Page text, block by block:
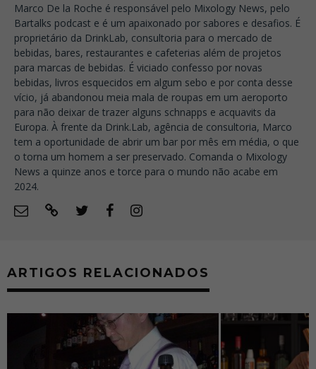
Marco De la Roche é responsável pelo Mixology News, pelo
Bartalks podcast e é um apaixonado por sabores e desafios. É
proprietário da DrinkLab, consultoria para o mercado de
bebidas, bares, restaurantes e cafeterias além de projetos
para marcas de bebidas. É viciado confesso por novas
bebidas, livros esquecidos em algum sebo e por conta desse
vício, já abandonou meia mala de roupas em um aeroporto
para não deixar de trazer alguns schnapps e acquavits da
Europa. À frente da Drink.Lab, agência de consultoria, Marco
tem a oportunidade de abrir um bar por mês em média, o que
o torna um homem a ser preservado. Comanda o Mixology
News a quinze anos e torce para o mundo não acabe em
2024.
ARTIGOS RELACIONADOS